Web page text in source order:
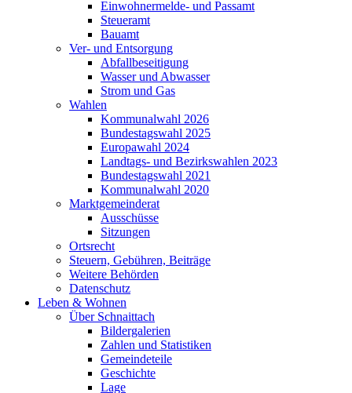
Einwohnermelde- und Passamt
Steueramt
Bauamt
Ver- und Entsorgung
Abfallbeseitigung
Wasser und Abwasser
Strom und Gas
Wahlen
Kommunalwahl 2026
Bundestagswahl 2025
Europawahl 2024
Landtags- und Bezirkswahlen 2023
Bundestagswahl 2021
Kommunalwahl 2020
Marktgemeinderat
Ausschüsse
Sitzungen
Ortsrecht
Steuern, Gebühren, Beiträge
Weitere Behörden
Datenschutz
Leben & Wohnen
Über Schnaittach
Bildergalerien
Zahlen und Statistiken
Gemeindeteile
Geschichte
Lage